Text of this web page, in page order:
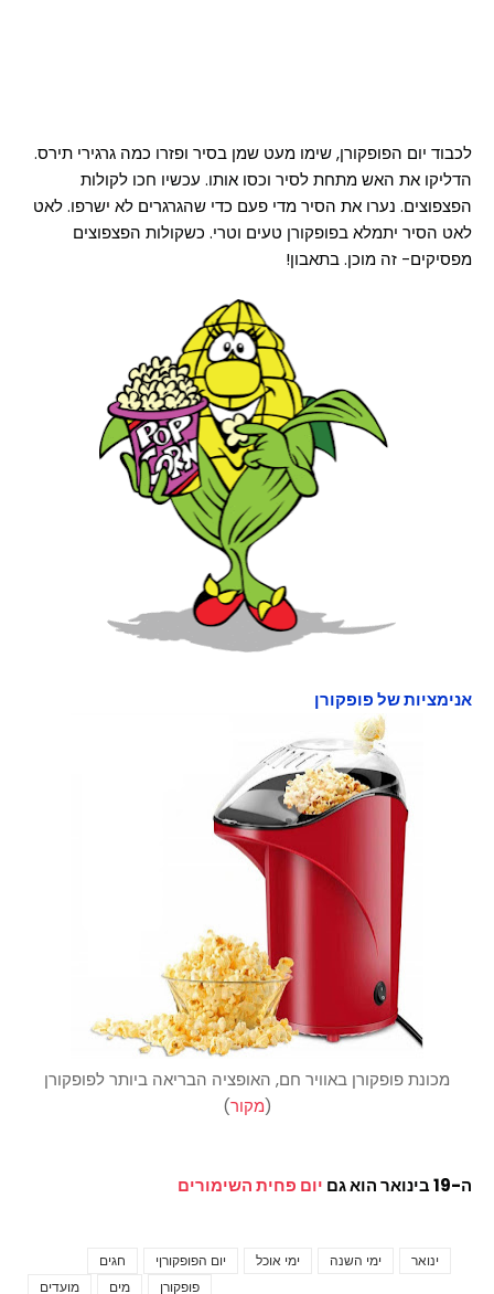
לכבוד יום הפופקורן, שימו מעט שמן בסיר ופזרו כמה גרגירי תירס.
הדליקו את האש מתחת לסיר וכסו אותו. עכשיו חכו לקולות
הפצפוצים. נערו את הסיר מדי פעם כדי שהגרגרים לא ישרפו. לאט
לאט הסיר יתמלא בפופקורן טעים וטרי. כשקולות הפצפוצים
מפסיקים- זה מוכן. בתאבון!
אנימציות של פופקורן
מכונת פופקורן באוויר חם, האופציה הבריאה ביותר לפופקורן
(מקור)
ה-19 בינואר הוא גם יום פחית השימורים
חגים יום הפופקורןי ימי אוכל ימי השנה
ינואר
מועדים
מים פופקורן